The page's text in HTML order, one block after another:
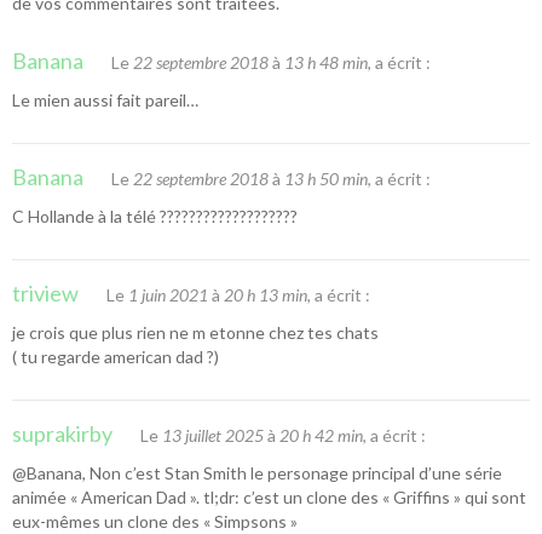
Banana Le 22 septembre 2018à 13 h 48 min, a écrit :
Le mien aussi fait pareil…
Banana Le 22 septembre 2018à 13 h 50 min, a écrit :
C Hollande à la télé ???????????????????
triview Le 1 juin 2021 à 20 h 13 min, a écrit :
je crois que plus rien ne m etonne chez tes chats
( tu regarde american dad ?)
suprakirby Le 13 juillet 2025à 20 h 42 min, a écrit :
@Banana, Non c’est Stan Smith le personage principal d’une série
animée « American Dad ». tl;dr: c’est un clone des « Griffins » qui sont
eux-mêmes un clone des « Simpsons »